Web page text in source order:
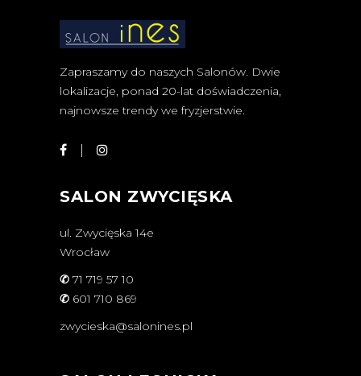
Zapraszamy do naszych Salonów. Dwie
lokalizacje, ponad 20-lat doświadczenia,
najnowsze trendy we fryzjerstwie.
SALON ZWYCIĘSKA
ul. Zwycięska 14e
Wrocław
✆ 71 719 57 10
✆ 601 710 869
zwycieska@salonines.pl